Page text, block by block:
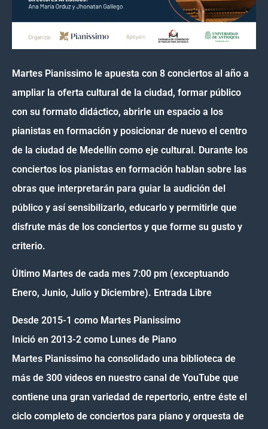
Martes Pianissimo le apuesta con 8 conciertos al año a
ampliar la oferta cultural de la ciudad, formar público
con su formato didáctico, abrirle un espacio a los
pianistas en formación y posicionar de nuevo el centro
de la ciudad de Medellín como eje cultural. Durante los
conciertos los pianistas en formación hablan sobre las
obras que interpretarán para guiar la audición del
público y así sensibilizarlo, educarlo y permitirle que
disfrute más de los conciertos y que forme su gusto y
criterio.
Último Martes de cada mes 7:00 pm (exceptuando
Enero, Junio, Julio y Diciembre). Entrada Libre
Desde 2015-1 como Martes Pianissimo
Inició en 2013-2 como Lunes de Piano
Martes Pianissimo ha consolidado una biblioteca de
más de 300 videos en nuestro canal de YouTube que
contiene una gran variedad de repertorio, entre éste el
ciclo completo de conciertos para piano y orquesta de